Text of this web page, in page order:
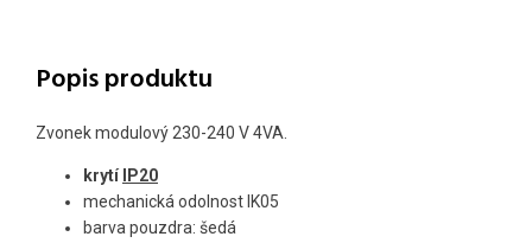
Popis produktu
Zvonek modulový 230-240 V 4VA.
krytí IP20
mechanická odolnost IK05
barva pouzdra: šedá